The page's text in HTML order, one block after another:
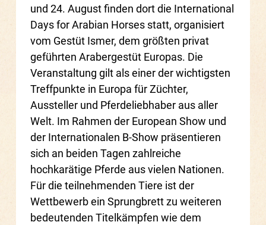
und 24. August finden dort die International
Days for Arabian Horses statt, organisiert
vom Gestüt Ismer, dem größten privat
geführten Arabergestüt Europas. Die
Veranstaltung gilt als einer der wichtigsten
Treffpunkte in Europa für Züchter,
Aussteller und Pferdeliebhaber aus aller
Welt. Im Rahmen der European Show und
der Internationalen B-Show präsentieren
sich an beiden Tagen zahlreiche
hochkarätige Pferde aus vielen Nationen.
Für die teilnehmenden Tiere ist der
Wettbewerb ein Sprungbrett zu weiteren
bedeutenden Titelkämpfen wie dem